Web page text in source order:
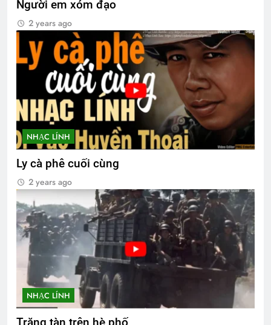
Người em xóm đạo
2 years ago
NHẠC LÍNH
Ly cà phê cuối cùng
2 years ago
NHẠC LÍNH